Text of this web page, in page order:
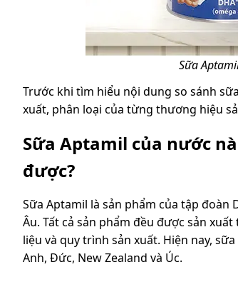
Sữa
Trước khi tìm hiểu nội dungso sánh
xuất, phân loại của từng thương hiệu
Sữa Aptamil của nước
được?
Sữa Aptamil là sản phẩm của tập đoàn
Âu. Tất cả sản phẩm đều được sản
liệu và quy trình sản xuất. Hiện nay,
Anh, Đức, New Zealand và Úc.